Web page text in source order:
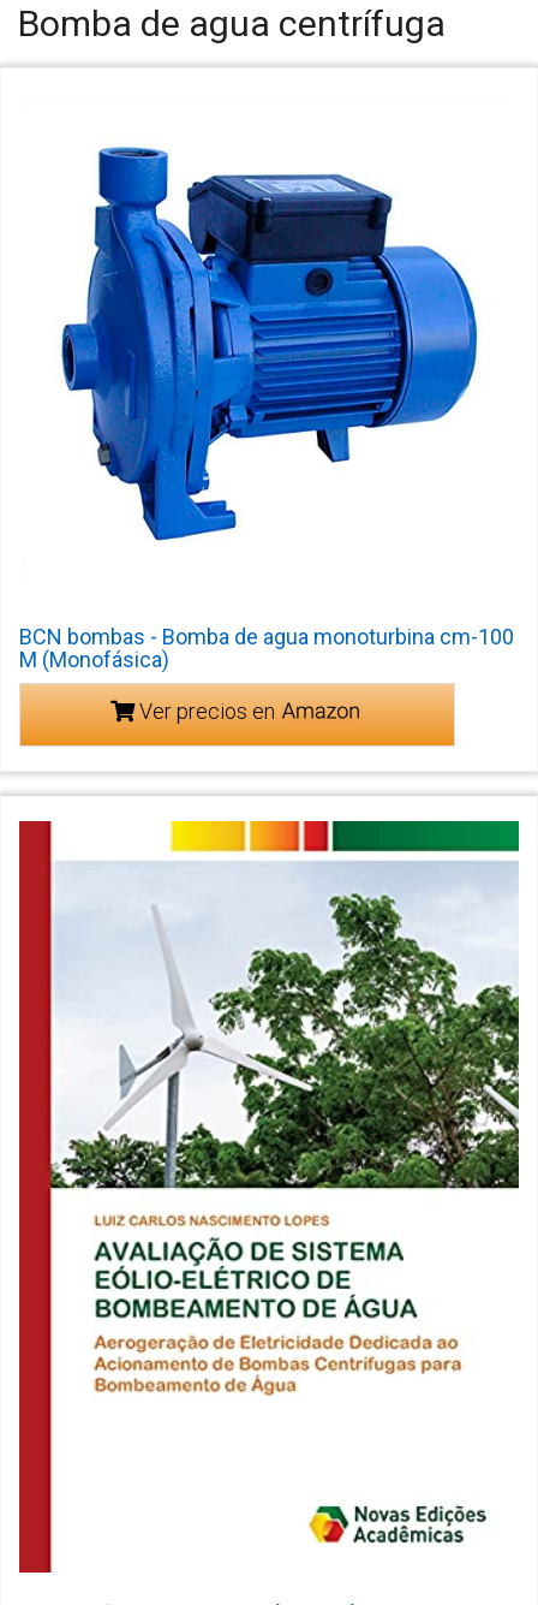
Bomba de agua centrífuga
BCN bombas - Bomba de agua monoturbina cm-100
M (Monofásica)
Ver precios en